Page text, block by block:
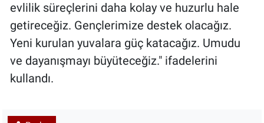
evlilik süreçlerini daha kolay ve huzurlu hale
getireceğiz. Gençlerimize destek olacağız.
Yeni kurulan yuvalara güç katacağız. Umudu
ve dayanışmayı büyüteceğiz." ifadelerini
kullandı.